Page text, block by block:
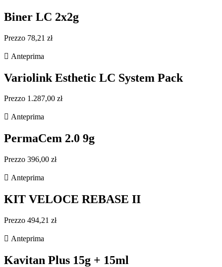
Biner LC 2x2g
Prezzo 78,21 zł
 Anteprima
Variolink Esthetic LC System Pack
Prezzo 1.287,00 zł
 Anteprima
PermaCem 2.0 9g
Prezzo 396,00 zł
 Anteprima
KIT VELOCE REBASE II
Prezzo 494,21 zł
 Anteprima
Kavitan Plus 15g + 15ml